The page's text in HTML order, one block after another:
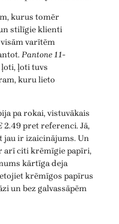
kurus tomēr
stilīgie klienti
varītēm
Pantone 11-
ļoti tuvs
kuru lieto
pa rokai, vistuvākais
2.49 pret referenci. Jā,
ir izaicinājums. Un
arī citi krēmīgie papīri,
kārtīga deja
krēmīgos papīrus
un bez galvassāpēm